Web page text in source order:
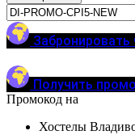
Забронировать
Получить
Промокод на
Хостелы